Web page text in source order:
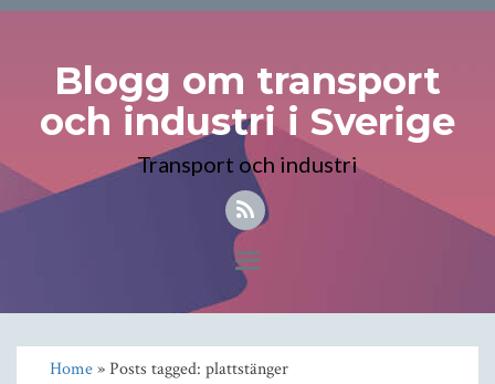
Blogg om transport
och industri i Sverige
Transport och industri
Toggle
navigation
Home» Posts tagged: plattstänger